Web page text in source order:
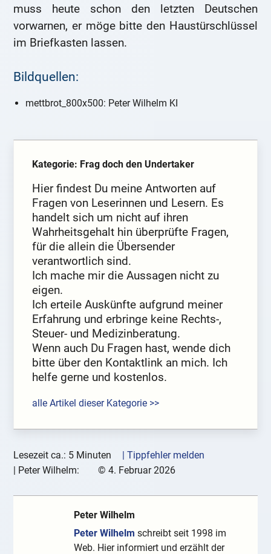
muss heute schon den letzten Deutschen
vorwarnen, er möge bitte den Haustürschlüssel
im Briefkasten lassen.
Bildquellen:
mettbrot_800x500: Peter Wilhelm KI
Kategorie: Frag doch den Undertaker
Hier findest Du meine Antworten auf
Fragen von Leserinnen und Lesern. Es
handelt sich um nicht auf ihren
Wahrheitsgehalt hin überprüfte Fragen,
für die allein die Übersender
verantwortlich sind.
Ich mache mir die Aussagen nicht zu
eigen.
Ich erteile Auskünfte aufgrund meiner
Erfahrung und erbringe keine Rechts-,
Steuer- und Medizinberatung.
Wenn auch Du Fragen hast, wende dich
bitte über den Kontaktlink an mich. Ich
helfe gerne und kostenlos.
alle Artikel dieser Kategorie >>
Lesezeit ca.: 5 Minuten
| Tippfehler melden
| Peter Wilhelm: © 4. Februar 2026
Peter Wilhelm
Peter Wilhelm schreibt seit 1998 im
Web. Hier informiert und erzählt der